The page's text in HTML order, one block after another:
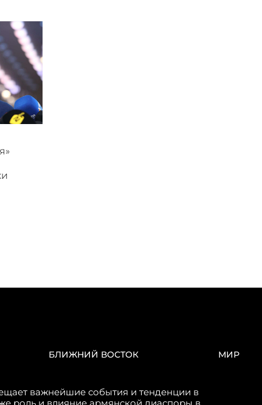
БЛИЖНИЙ ВОСТОК МИР
важнейшие события и тенденции в